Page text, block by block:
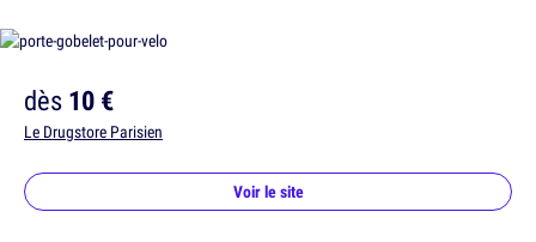
dès10 €
Le Drugstore Parisien
Voir le site